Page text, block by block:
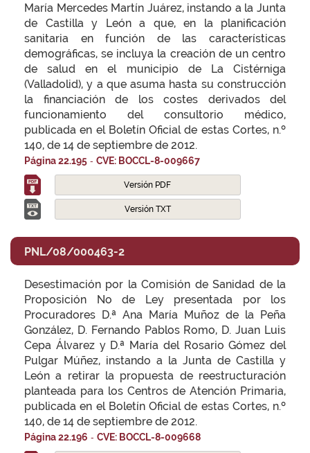
María Mercedes Martín Juárez, instando a la Junta
de Castilla y León a que, en la planificación
sanitaria en función de las características
demográficas, se incluya la creación de un centro
de salud en el municipio de La Cistérniga
(Valladolid), y a que asuma hasta su construcción
la financiación de los costes derivados del
funcionamiento del consultorio médico,
publicada en el Boletín Oficial de estas Cortes, n.º
140, de 14 de septiembre de 2012.
Página 22.195 - CVE: BOCCL-8-009667
Versión PDF
Versión TXT
PNL/08/000463-2
Desestimación por la Comisión de Sanidad de la
Proposición No de Ley presentada por los
Procuradores D.ª Ana María Muñoz de la Peña
González, D. Fernando Pablos Romo, D. Juan Luis
Cepa Álvarez y D.ª María del Rosario Gómez del
Pulgar Múñez, instando a la Junta de Castilla y
León a retirar la propuesta de reestructuración
planteada para los Centros de Atención Primaria,
publicada en el Boletín Oficial de estas Cortes, n.º
140, de 14 de septiembre de 2012.
Página 22.196 - CVE: BOCCL-8-009668